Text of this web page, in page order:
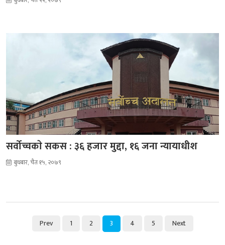
सर्वोच्चकाे सकस : ३६ हजार मुद्दा, १६ जना न्यायाधीश
बुधबार, चैत १५, २०७९
Prev 1 2 3 4 5 Next